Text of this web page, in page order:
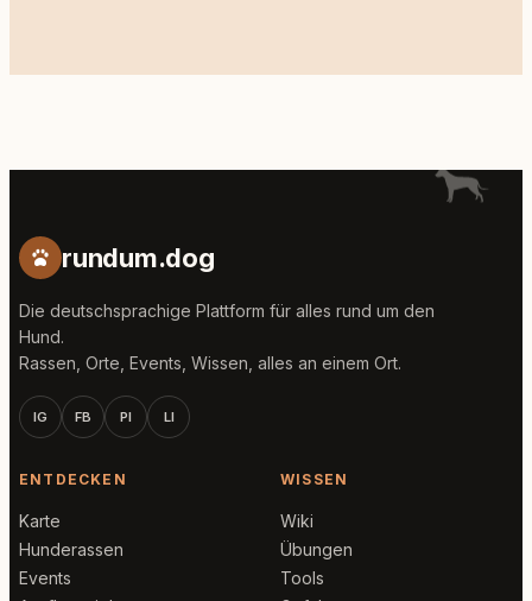
rundum.dog
Die deutschsprachige Plattform für alles rund um den
Hund.
Rassen, Orte, Events, Wissen, alles an einem Ort.
IG FB PI LI
ENTDECKEN
Karte
Hunderassen
Events
WISSEN
Wiki
Übungen
Tools